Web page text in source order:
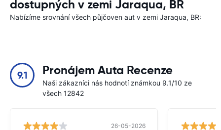
dostupných v zemi Jaraqua, BR
Nabízíme srovnání všech půjčoven aut v zemi Jaraqua, BR:
9.1 Pronájem Auta Recenze
Naši zákazníci nás hodnotí známkou 9.1/10 ze
všech 12842
26-05-2026